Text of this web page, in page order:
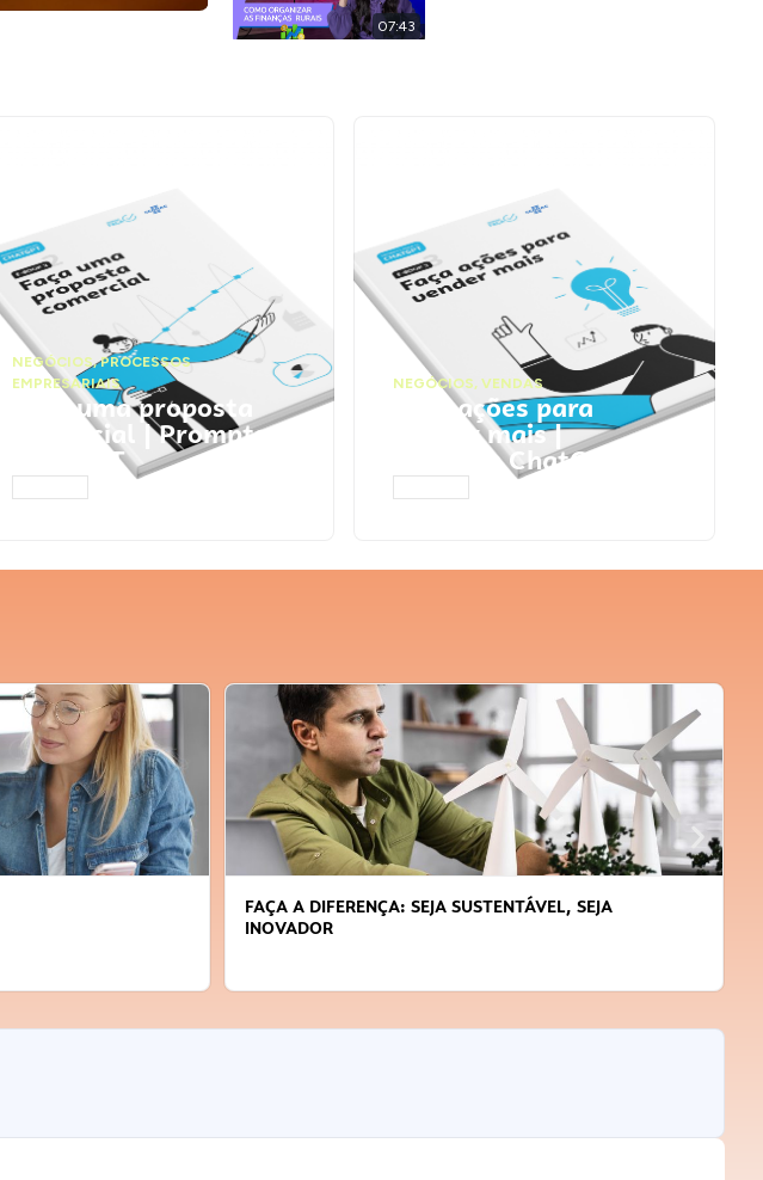
07:43
NEGÓCIOS,PROCESSOS
EMPRESARIAIS
Faça uma proposta
comercial | Prompts
ChatGPT
NEGÓCIOS, VENDAS
Faça ações para
vender mais |
Prompts ChatGPT
FAÇA A DIFERENÇA: SEJA SUSTENTÁVEL, SEJA
INOVADOR